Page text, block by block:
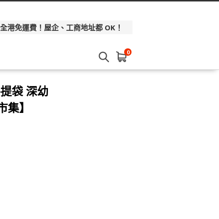
港免運費！屋企、工商地址都 OK！
0
袋 深幼
】